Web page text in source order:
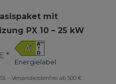
mit
PX 10 – 25 kW
Energielabel
*
- Versandkostenfrei ab 500 €